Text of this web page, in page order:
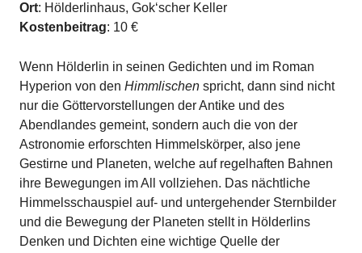
Ort: Hölderlinhaus, Gok‘scher Keller
Kostenbeitrag: 10 €
Wenn Hölderlin in seinen Gedichten und im Roman
Hyperion von den Himmlischen spricht, dann sind nicht
nur die Göttervorstellungen der Antike und des
Abendlandes gemeint, sondern auch die von der
Astronomie erforschten Himmelskörper, also jene
Gestirne und Planeten, welche auf regelhaften Bahnen
ihre Bewegungen im All vollziehen. Das nächtliche
Himmelsschauspiel auf- und untergehender Sternbilder
und die Bewegung der Planeten stellt in Hölderlins
Denken und Dichten eine wichtige Quelle der